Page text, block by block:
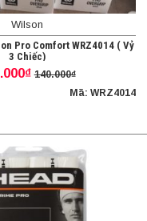
Wilson
Pro Comfort WRZ4014 ( Vỷ
3 Chiếc)
140.000₫
Mã: WRZ4014